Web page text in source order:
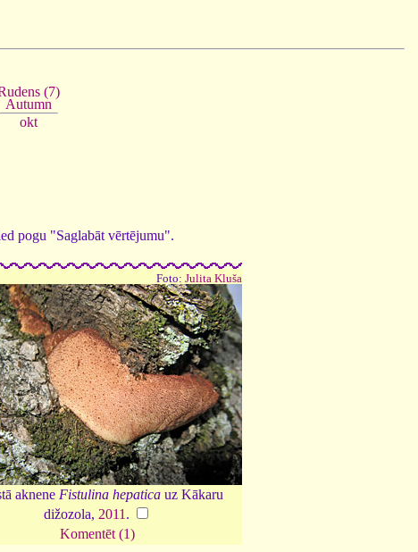
(7)
Autumn
okt
pogu "Saglabāt vērtējumu".
Foto: Julita Kluša
aknene Fistulina hepaticauz Kākaru
dižozola, 2011 .
Komentēt (1)